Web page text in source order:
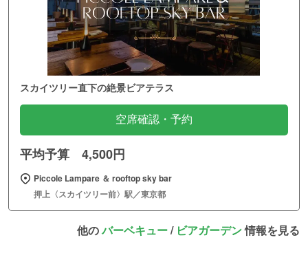
スカイツリー直下の絶景ビアテラス
空席確認・予約
平均予算 4,500円
Piccole Lampare ＆ rooftop sky bar
押上〈スカイツリー前〉駅／東京都
他のバーベキュー/ ビアガーデン情報を見る